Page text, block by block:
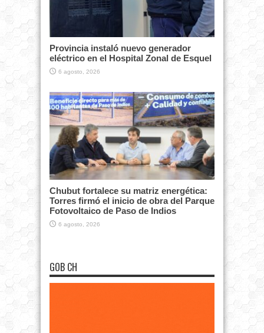
Provincia instaló nuevo generador
eléctrico en el Hospital Zonal de Esquel
6 agosto, 2026
Chubut fortalece su matriz energética:
Torres firmó el inicio de obra del Parque
Fotovoltaico de Paso de Indios
6 agosto, 2026
GOB CH